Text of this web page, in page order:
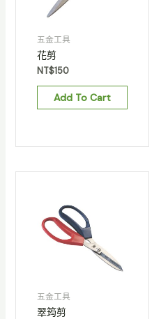
五金工具
花剪
NT$150
Add To Cart
五金工具
翠筠剪